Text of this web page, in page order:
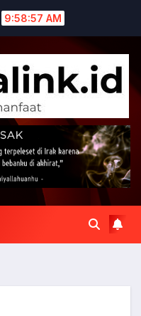
9:58:58 AM